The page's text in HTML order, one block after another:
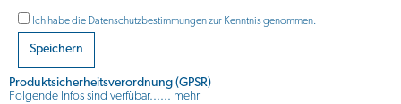
Ich habe die Datenschutzbestimmungenzur Kenntnis genommen.
Speichern
Produktsicherheitsverordnung (GPSR)
Folgende Infos sind verfübar...... mehr